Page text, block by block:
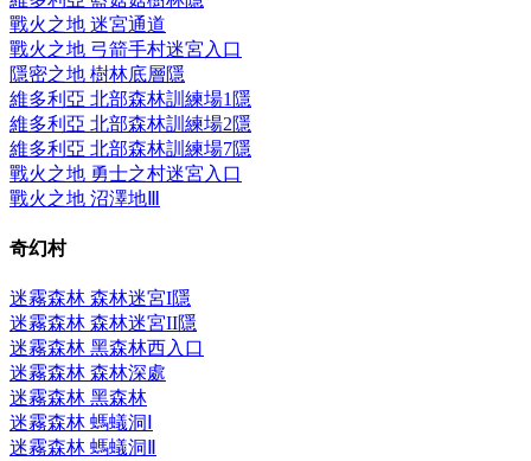
戰火之地 迷宮通道
戰火之地 弓箭手村迷宮入口
隱密之地 樹林底層隱
維多利亞 北部森林訓練場1 隱
維多利亞 北部森林訓練場2隱
維多利亞 北部森林訓練場7隱
戰火之地 勇士之村迷宮入口
戰火之地 沼澤地Ⅲ
奇幻村
迷霧森林 森林迷宮I隱
迷霧森林 森林迷宮II隱
迷霧森林 黑森林西入口
迷霧森林 森林深處
迷霧森林 黑森林
迷霧森林 螞蟻洞Ⅰ
迷霧森林 螞蟻洞Ⅱ